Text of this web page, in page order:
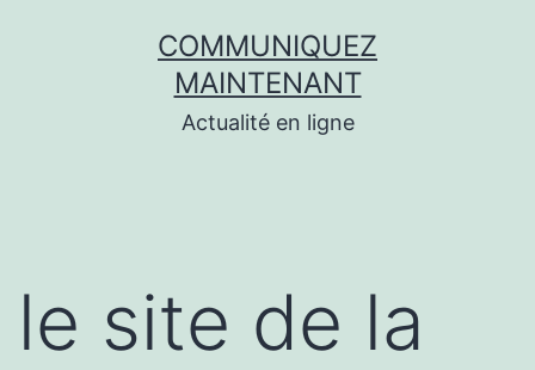
COMMUNIQUEZ
MAINTENANT
Actualité en ligne
le site de la